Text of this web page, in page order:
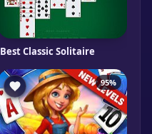
Best Classic Solitaire
95%